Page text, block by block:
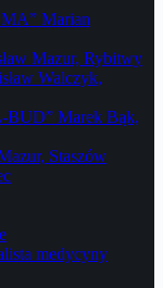
Marian
Mazur, Rybitwy
Walczyk,
BUD” Marek Bąk,
Staszów
medycyny